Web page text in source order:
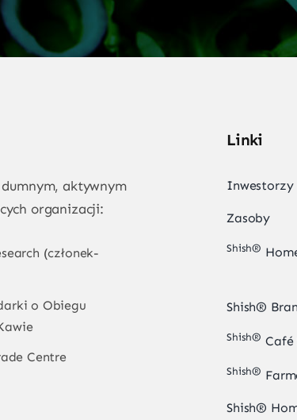
aktywnym
organizacji:
(członek-
o Obiegu
Centre
Linki
Inwestorzy
Zasoby
Shish®
Shish®
Shish® Café
Shish®
Shish®